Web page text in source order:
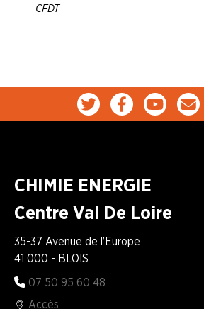
CFDT
CHIMIE ENERGIE
Centre Val De Loire
35-37 Avenue de l’Europe
41 000 - BLOIS
07 50 95 60 48
Accès